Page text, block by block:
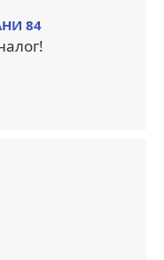
84